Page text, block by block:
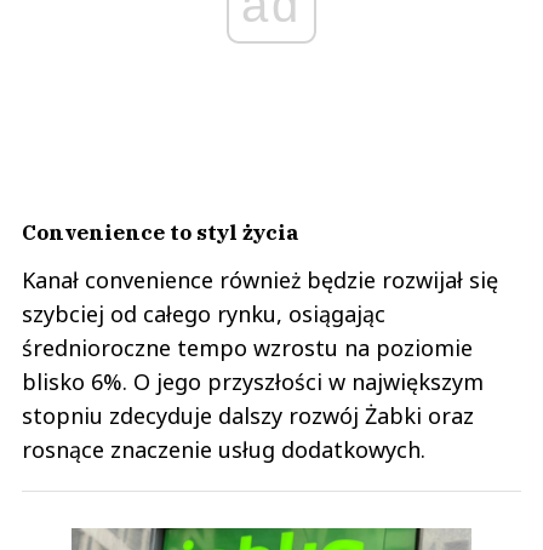
Convenience to styl życia
Kanał convenience również będzie rozwijał się
szybciej od całego rynku, osiągając
średnioroczne tempo wzrostu na poziomie
blisko 6%. O jego przyszłości w największym
stopniu zdecyduje dalszy rozwój Żabki oraz
rosnące znaczenie usług dodatkowych.